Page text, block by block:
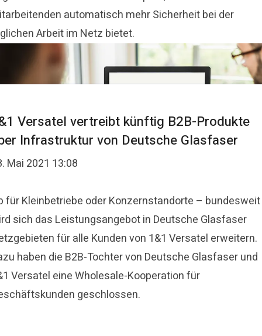
automatisch mehr Sicherheit bei der
Arbeit im Netz bietet.
Versatel vertreibt künftig B2B-Produkte
Infrastruktur von Deutsche Glasfaser
Mai 2021 13:08
für Kleinbetriebe oder Konzernstandorte – bundesweit
sich das Leistungsangebot in Deutsche Glasfaser
für alle Kunden von 1&1 Versatel erweitern.
haben die B2B-Tochter von Deutsche Glasfaser und
Versatel eine Wholesale-Kooperation für
geschlossen.